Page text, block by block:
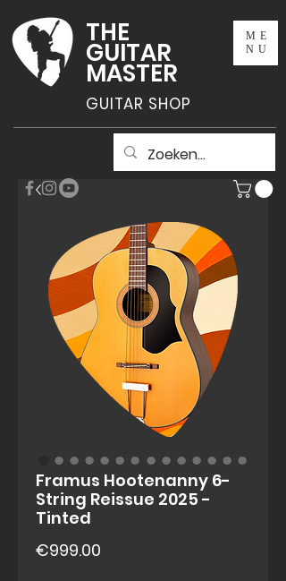
THE
GUITAR
MASTER
GUITAR SHOP
ME
NU
Framus Hootenanny 6-
String Reissue 2025 -
Tinted
€999.00